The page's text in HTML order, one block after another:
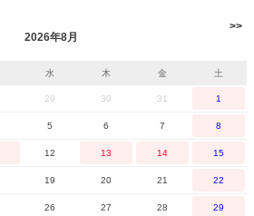
2026年8月
水 木 金 土
29 30 31 1
5 6 7 8
12 13 14 15
19 20 21 22
26 27 28 29